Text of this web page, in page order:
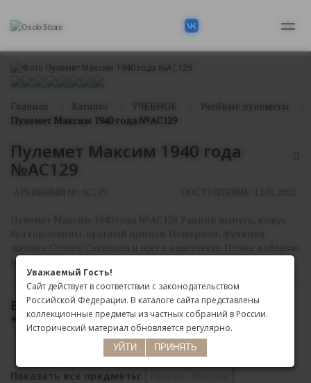
Главная Каталог УЧЕБНОЕ
Учебные пулеметы
Пулемет Максим 1940 года №АС129
Пулемет Максим 1940 года
№АС129
Пулемет Максим 1940 года №АС129. Ранний выпуск, кожух
без горловины, круглый прицел. Номерной, функция
щелчка. Станок Соколова и щит в комплекте. Позже добавлю
нормальные фотографии.
В АРХИВЕ
*
Доступен только для просмотра на сайте
Показать все предметы:
Уважаемый Гость!
Сайт действует в соответствии с законодательством
Российской Федерации. В каталоге сайта представлены
коллекционные предметы из частных собраний в России.
Исторический материал обновляется регулярно.
УЙТИ ПРИНЯТЬ